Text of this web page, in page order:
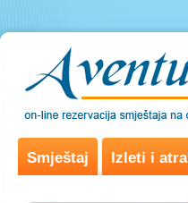
Smještaj Izleti i